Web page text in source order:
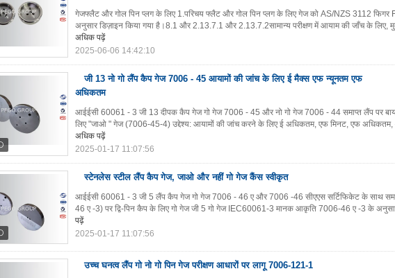
गेजफ्लैट और गोल पिन प्लग के लिए 1.परिचय फ्लैट और गोल पिन प्लग के लिए गेज को AS/NZS 3112
अनुसार डिज़ाइन किया गया है।8.1 और 2.13.7.1 और 2.13.7.2सामान्य परीक्षण में आयाम की जाँच के लिए,
अधिक पढ़ें
2025-06-06 14:42:10
जी 13 नो गो लैंप कैप गेज 7006 - 45 आयामों की जांच के लिए ई मैक्स एफ न्यूनतम एफ
अधिकतम
आईईसी 60061 - 3 जी 13 दीपक कैप गेज गो गेज 7006 - 45 और नो गो गेज 7006 - 44 समाप्त लैंप पर
लिए "जाओ " गेज (7006-45-4) उद्देश्य: आयामों की जांच करने के लिए ई अधिकतम, एफ मिनट, एफ
अधिक पढ़ें
2025-01-17 11:07:56
स्टेनलेस स्टील लैंप कैप गेज, जाओ और नहीं गो गेज कैंस स्वीकृत
आईईसी 60061 - 3 जी 5 लैंप कैप गेज गो गेज 7006 - 46 ए और 7006 -46 सीएएस सर्टिफिकेट के साथ
46 ए -3) पर द्वि-पिन कैप के लिए गो गेज जी 5 गो गेज IEC60061-3 मानक आकृति 7006-46 ए -3 के
पढ़ें
2025-01-17 11:07:56
उच्च घनत्व लैंप गो नो गो पिन गेज परीक्षण आधारों पर लागू 7006-121-1